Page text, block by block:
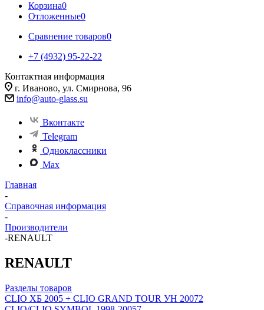
Корзина0
Отложенные0
Сравнение товаров0
+7 (4932) 95-22-22
Контактная информация
г. Иваново, ул. Смирнова, 96
info@auto-glass.su
Вконтакте
Telegram
Одноклассники
Max
Главная
-
Справочная информация
-
Производители
-RENAULT
RENAULT
Разделы товаров
CLIO ХБ 2005 + CLIO GRAND TOUR УН 20072